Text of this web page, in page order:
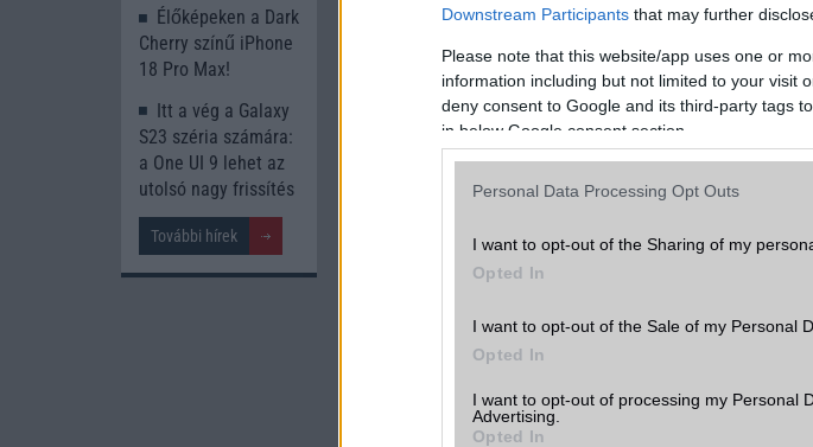
Downstream Participants that may further
Please note that this website/app uses one or
information including but not limited to your visit
deny consent to Google and its third-party tags
in below Google consent section.
Personal Data Processing Opt Outs
I want to opt-out of the Sharing of my
Opted In
I want to opt-out of the Sale of my Personal
Opted In
I want to opt-out of processing my Personal
Advertising.
Opted In
Élőképeken a Dark
Cherry színű iPhone
18 Pro Max!
Itt a vég a Galaxy
S23 széria számára:
a One UI 9 lehet az
utolsó nagy frissítés
További hírek